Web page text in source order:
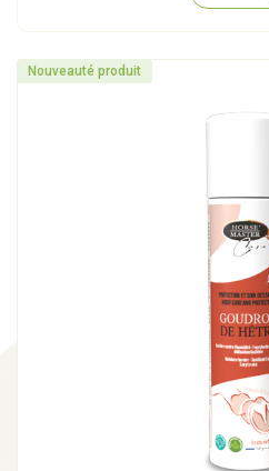
Nouveauté produit